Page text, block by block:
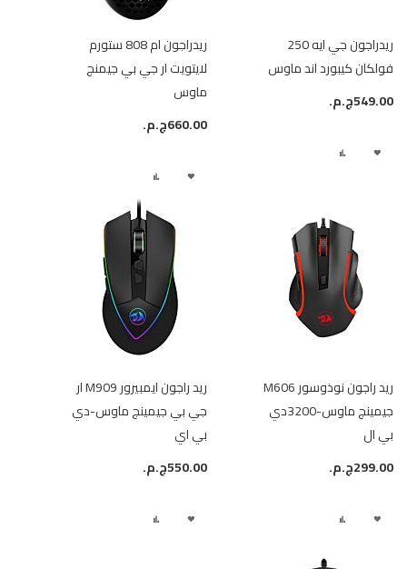
ريدراجون جي ايه 250
فولكان كيبورد اند ماوس
549.00ج.م.‏
أضف
الرغباتالمقارنة
ريدراجون ام 808 ستورم
لايتويت ار جي بي جيمنج
ماوس
660.00ج.م.‏
أضف
لقائمة
الرغبات
إلى
المقارنة
ريد راجون نوذوسور M606
جيمينج ماوس-3200دي
بي ال
299.00ج.م.‏
أضف
ريد راجون ايمبيرور M909 ار
جي بي جيمينج ماوس-دي
بي اي
550.00ج.م.‏
أضف